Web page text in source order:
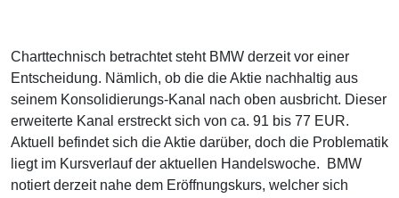
Charttechnisch betrachtet steht BMW derzeit vor einer
Entscheidung. Nämlich, ob die die Aktie nachhaltig aus
seinem Konsolidierungs-Kanal nach oben ausbricht. Dieser
erweiterte Kanal erstreckt sich von ca. 91 bis 77 EUR.
Aktuell befindet sich die Aktie darüber, doch die Problematik
liegt im Kursverlauf der aktuellen Handelswoche. BMW
notiert derzeit nahe dem Eröffnungskurs, welcher sich